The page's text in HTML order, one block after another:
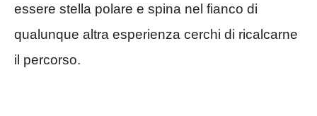
essere stella polare e spina nel fianco di
qualunque altra esperienza cerchi di ricalcarne
il percorso.